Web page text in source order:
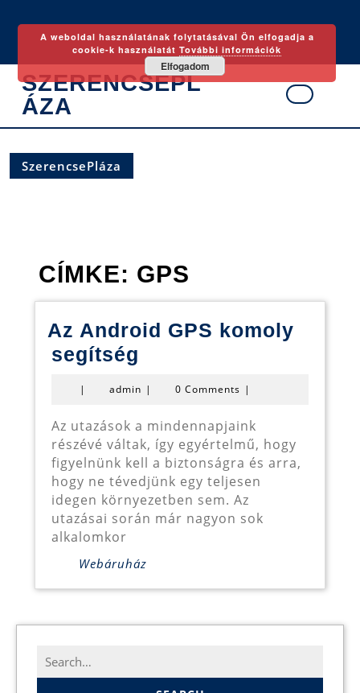
content
SZERENCSEPL
ÁZA
Open
SzerencsePláza
CÍMKE: GPS
Az Android GPS komoly
segítség
GPS
komoly
segítség
| admin admin
| 0 Comments |
Az utazások a mindennapjaink
részévé váltak, így egyértelmű, hogy
figyelnünk kell a biztonságra és arra,
hogy ne tévedjünk egy teljesen
idegen környezetben sem. Az
utazásai során már nagyon sok
alkalomkor
Webáruház
Search
for:
A weboldal használatának folytatásával Ön elfogadja a
cookie-k használatátTovábbi információk
Elfogadom